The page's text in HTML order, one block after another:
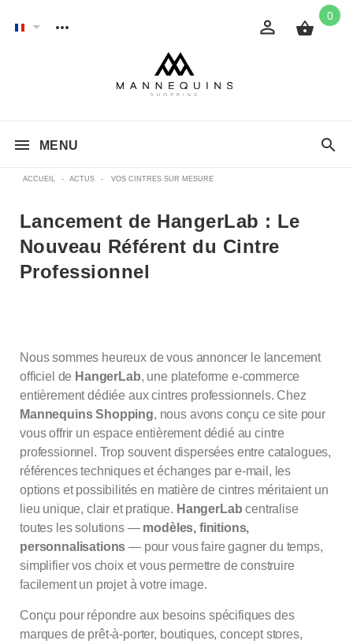
0
MENU
ACCUEIL - ACTUS - VOS CINTRES SUR MESURE
Lancement de HangerLab : Le
Nouveau Référent du Cintre
Professionnel
Nous sommes heureux de vous annoncer le lancement
officiel de HangerLab, une plateforme e-commerce
entièrement dédiée aux cintres professionnels. Chez
Mannequins Shopping, nous avons conçu ce site pour
vous offrir un espace entièrement dédié au cintre
professionnel. Trop souvent dispersées entre catalogues,
références techniques et échanges par e-mail, les
options et possibilités en matière de cintres méritaient un
lieu unique, clair et pratique. HangerLab centralise
toutes les solutions — modèles, finitions,
personnalisations — pour vous faire gagner du temps,
simplifier vos choix et vous permettre de construire
facilement un projet à votre image.
Conçu pour répondre aux besoins spécifiques des
marques de prêt-à-porter, boutiques, concept stores,